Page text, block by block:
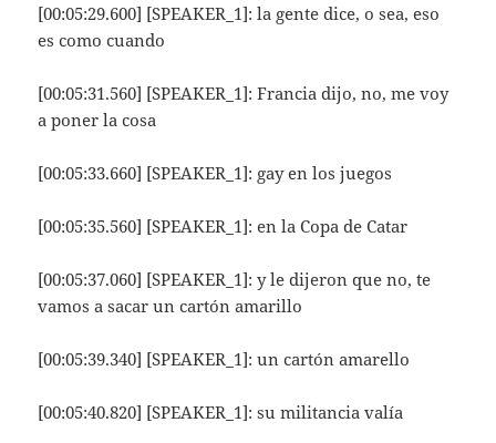
[00:05:29.600] [SPEAKER_1]: la gente dice, o sea, eso
es como cuando
[00:05:31.560] [SPEAKER_1]: Francia dijo, no, me voy
a poner la cosa
[00:05:33.660] [SPEAKER_1]: gay en los juegos
[00:05:35.560] [SPEAKER_1]: en la Copa de Catar
[00:05:37.060] [SPEAKER_1]: y le dijeron que no, te
vamos a sacar un cartón amarillo
[00:05:39.340] [SPEAKER_1]: un cartón amarello
[00:05:40.820] [SPEAKER_1]: su militancia valía